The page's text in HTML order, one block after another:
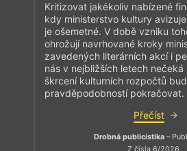
Kritizovat jakékoliv nabízené
kdy ministerstvo kultury
je ošemetné. V době vzniku
ohrožují navrhované kroky
zavedených literárních akcí i
nás v nejbližších letech
škrcení kulturních rozpočtů
pravděpodobností pokračovat.
Přečíst
Drobná publicistika –
Z čísla 6/2026